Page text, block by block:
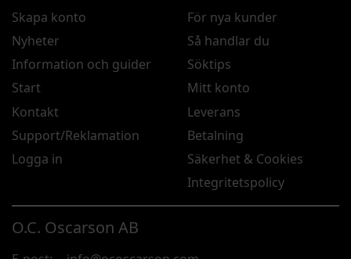
O.C. Oscarson AB
Skapa konto
Nyheter
Information och guider
Start
Kontakt
Support/Reklamation
Logga in
För nya kunder
Så handlar du
Söktips
Mitt konto
Leverans
Betalning
Säkerhet & Cookies
Integritetspolicy